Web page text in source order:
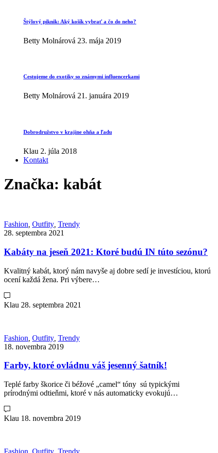
Štýlový piknik: Aký košík vybrať a čo do neho?
Betty Molnárová 23. mája 2019
Cestujeme do exotiky so známymi influencerkami
Betty Molnárová 21. januára 2019
Dobrodružstvo v krajine ohňa a ľadu
Klau 2. júla 2018
Kontakt
Značka: kabát
Fashion Outfity Trendy
28. septembra 2021
Kabáty na jeseň 2021: Ktoré budú IN túto sezónu?
Kvalitný kabát, ktorý nám navyše aj dobre sedí je investíciou, ktorú
ocení každá žena. Pri výbere…
Klau 28. septembra 2021
Fashion Outfity Trendy
18. novembra 2019
Farby, ktoré ovládnu váš jesenný šatník!
Teplé farby škorice či béžové „camel“ tóny sú typickými
prírodnými odtieňmi, ktoré v nás automaticky evokujú…
Klau 18. novembra 2019